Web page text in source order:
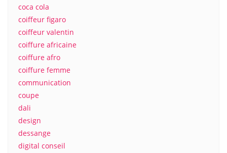
coca cola
coiffeur figaro
coiffeur valentin
coiffure africaine
coiffure afro
coiffure femme
communication
coupe
dali
design
dessange
digital conseil